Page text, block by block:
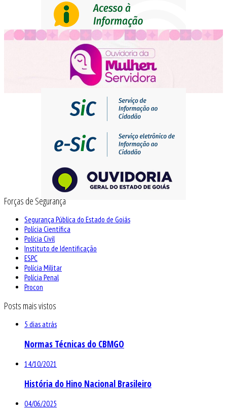
Forças de Segurança
Segurança Pública do Estado de Goiás
Polícia Científica
Polícia Civil
Instituto de Identificação
ESPC
Polícia Militar
Polícia Penal
Procon
Posts mais vistos
5 dias atrás
Normas Técnicas do CBMGO
14/10/2021
História do Hino Nacional Brasileiro
04/06/2025